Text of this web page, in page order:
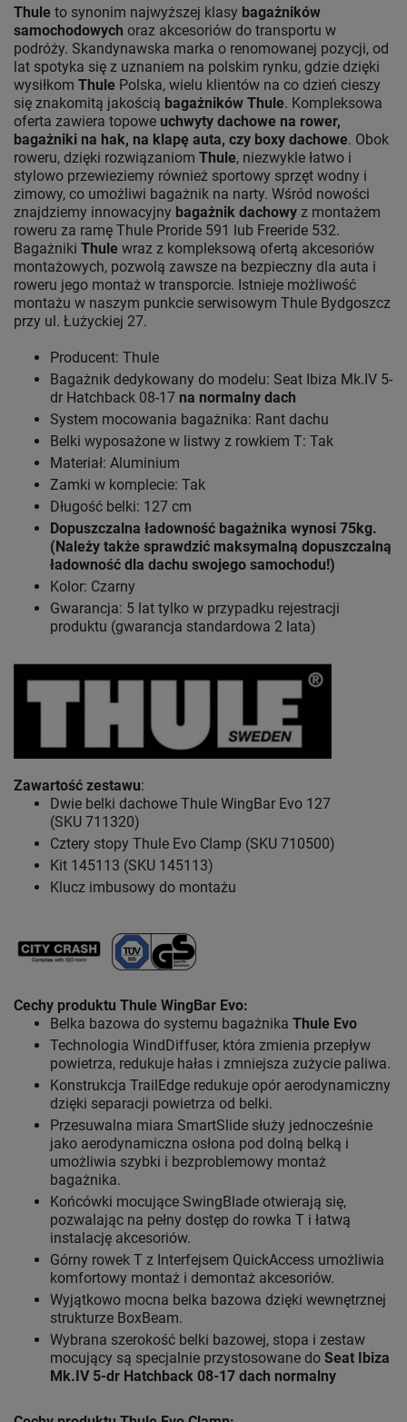
Thule to synonim najwyższej klasy bagażników
samochodowych oraz akcesoriów do transportu w
podróży. Skandynawska marka o renomowanej pozycji, od
lat spotyka się z uznaniem na polskim rynku, gdzie dzięki
wysiłkom Thule Polska, wielu klientów na co dzień cieszy
się znakomitą jakością bagażników Thule. Kompleksowa
oferta zawiera topowe uchwyty dachowe na rower,
bagażniki na hak, na klapę auta, czy boxy dachowe. Obok
roweru, dzięki rozwiązaniom Thule, niezwykle łatwo i
stylowo przewieziemy również sportowy sprzęt wodny i
zimowy, co umożliwi bagażnik na narty. Wśród nowości
znajdziemy innowacyjny bagażnik dachowy z montażem
roweru za ramę Thule Proride 591 lub Freeride 532.
Bagażniki Thule wraz z kompleksową ofertą akcesoriów
montażowych, pozwolą zawsze na bezpieczny dla auta i
roweru jego montaż w transporcie. Istnieje możliwość
montażu w naszym punkcie serwisowym Thule Bydgoszcz
przy ul. Łużyckiej 27.
Producent: Thule
Bagażnik dedykowany do modelu: Seat Ibiza Mk.IV 5-
dr Hatchback 08-17 na normalny dach
System mocowania bagażnika: Rant dachu
Belki wyposażone w listwy z rowkiem T: Tak
Materiał: Aluminium
Zamki w komplecie: Tak
Długość belki: 127 cm
Dopuszczalna ładowność bagażnika wynosi 75kg.
(Należy także sprawdzić maksymalną dopuszczalną
ładowność dla dachu swojego samochodu!)
Kolor: Czarny
Gwarancja: 5 lat tylko w przypadku rejestracji
produktu (gwarancja standardowa 2 lata)
Zawartość zestawu:
Dwie belki dachowe Thule WingBar Evo 127
(SKU 711320)
Cztery stopy Thule Evo Clamp (SKU 710500)
Kit 145113 (SKU 145113)
Klucz imbusowy do montażu
Cechy produktu Thule WingBar Evo:
Belka bazowa do systemu bagażnika Thule Evo
Technologia WindDiffuser, która zmienia przepływ
powietrza, redukuje hałas i zmniejsza zużycie paliwa.
Konstrukcja TrailEdge redukuje opór aerodynamiczny
dzięki separacji powietrza od belki.
Przesuwalna miara SmartSlide służy jednocześnie
jako aerodynamiczna osłona pod dolną belką i
umożliwia szybki i bezproblemowy montaż
bagażnika.
Końcówki mocujące SwingBlade otwierają się,
pozwalając na pełny dostęp do rowka T i łatwą
instalację akcesoriów.
Górny rowek T z Interfejsem QuickAccess umożliwia
komfortowy montaż i demontaż akcesoriów.
Wyjątkowo mocna belka bazowa dzięki wewnętrznej
strukturze BoxBeam.
Wybrana szerokość belki bazowej, stopa i zestaw
mocujący są specjalnie przystosowane do Seat Ibiza
Mk.IV 5-dr Hatchback 08-17 dach normalny